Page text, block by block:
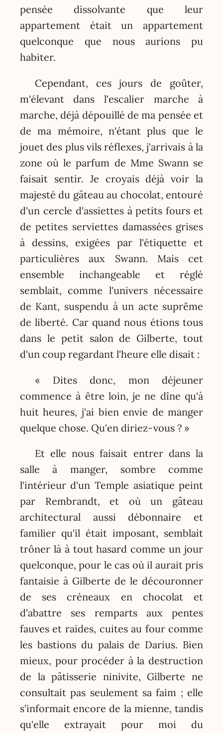
pensée dissolvante que leur
appartement était un appartement
quelconque que nous aurions pu
habiter.
Cependant, ces jours de goûter,
m'élevant dans l'escalier marche à
marche, déjà dépouillé de ma pensée et
de ma mémoire, n'étant plus que le
jouet des plus vils réflexes, j'arrivais à la
zone où le parfum de Mme Swann se
faisait sentir. Je croyais déjà voir la
majesté du gâteau au chocolat, entouré
d'un cercle d'assiettes à petits fours et
de petites serviettes damassées grises
à dessins, exigées par l'étiquette et
particulières aux Swann. Mais cet
ensemble inchangeable et réglé
semblait, comme l'univers nécessaire
de Kant, suspendu à un acte suprême
de liberté. Car quand nous étions tous
dans le petit salon de Gilberte, tout
d'un coup regardant l'heure elle disait :
« Dites donc, mon déjeuner
commence à être loin, je ne dîne qu'à
huit heures, j'ai bien envie de manger
quelque chose. Qu'en diriez-vous ? »
Et elle nous faisait entrer dans la
salle à manger, sombre comme
l'intérieur d'un Temple asiatique peint
par Rembrandt, et où un gâteau
architectural aussi débonnaire et
familier qu'il était imposant, semblait
trôner là à tout hasard comme un jour
quelconque, pour le cas où il aurait pris
fantaisie à Gilberte de le découronner
de ses créneaux en chocolat et
d'abattre ses remparts aux pentes
fauves et raides, cuites au four comme
les bastions du palais de Darius. Bien
mieux, pour procéder à la destruction
de la pâtisserie ninivite, Gilberte ne
consultait pas seulement sa faim ; elle
s'informait encore de la mienne, tandis
qu'elle extrayait pour moi du